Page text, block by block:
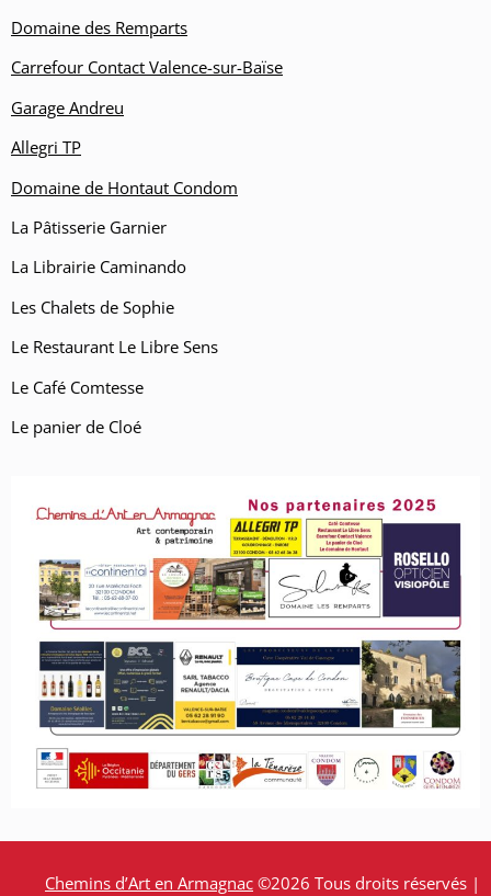
Domaine des Remparts
Carrefour Contact Valence-sur-Baïse
Garage Andreu
Allegri TP
Domaine de Hontaut Condom
La Pâtisserie Garnier
La Librairie Caminando
Les Chalets de Sophie
Le Restaurant Le Libre Sens
Le Café Comtesse
Le panier de Cloé
Chemins d’Art en Armagnac ©2026 Tous droits réservés |